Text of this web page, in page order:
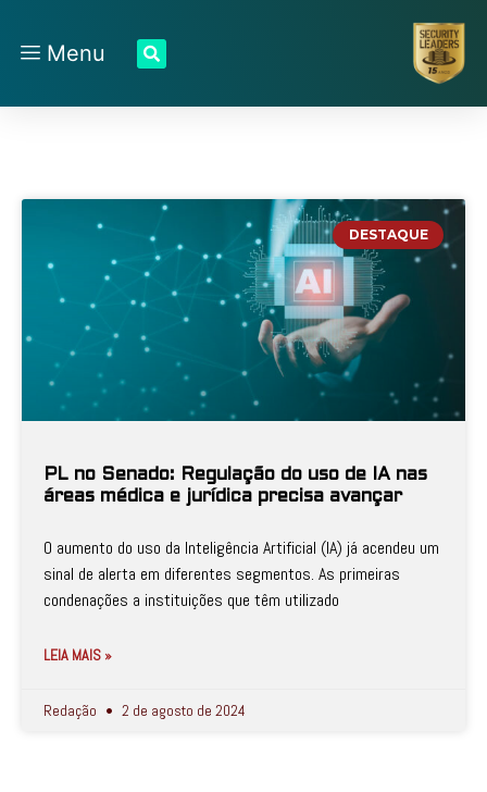
Menu
DESTAQUE
PL no Senado: Regulação do uso de IA nas
áreas médica e jurídica precisa avançar
O aumento do uso da Inteligência Artificial (IA) já acendeu um
sinal de alerta em diferentes segmentos. As primeiras
condenações a instituições que têm utilizado
LEIA MAIS »
Redação 2 de agosto de 2024